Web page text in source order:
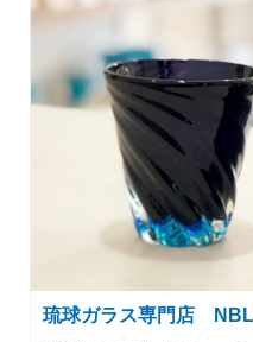
琉球ガラス専門店